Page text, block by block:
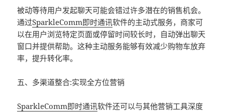
被动等待用户发起聊天可能会错过许多潜在的销售机会。
通过SparkleComm即时通讯软件的主动式服务，商家可
以在用户浏览特定页面或停留时间较长时，自动弹出聊天
窗口并提供帮助。这种主动服务能够有效减少购物车放弃
率，提升转化率。
五、多渠道整合:实现全方位营销
SparkleComm即时通讯软件还可以与其他营销工具深度